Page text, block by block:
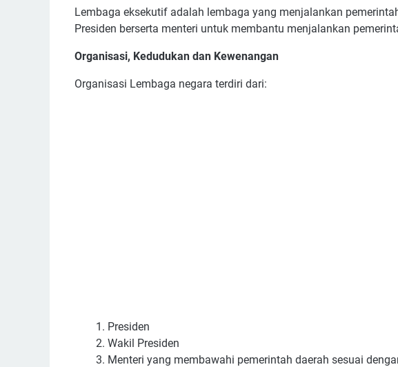
Lembaga eksekutif adalah lembaga yang menjalankan
Presiden berserta menteri untuk membantu menjalankan
Organisasi, Kedudukan dan Kewenangan
Organisasi Lembaga negara terdiri dari:
Presiden
Wakil Presiden
Menteri yang membawahi pemerintah daerah sesuai